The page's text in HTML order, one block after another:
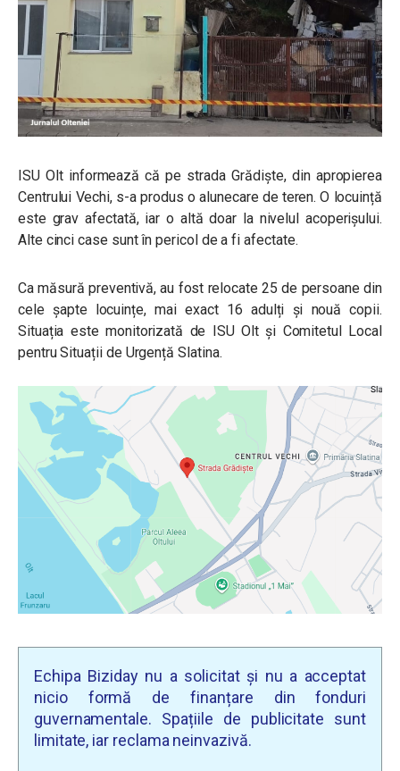
ISU Olt informează că pe strada Grădiște, din apropierea
Centrului Vechi, s-a produs o alunecare de teren. O locuință
este grav afectată, iar o altă doar la nivelul acoperișului.
Alte cinci case sunt în pericol de a fi afectate.
Ca măsură preventivă, au fost relocate 25 de persoane din
cele șapte locuințe, mai exact 16 adulți și nouă copii.
Situația este monitorizată de ISU Olt și Comitetul Local
pentru Situații de Urgență Slatina.
Echipa Biziday nu a solicitat și nu a acceptat
nicio formă de finanțare din fonduri
guvernamentale. Spațiile de publicitate sunt
limitate, iar reclama neinvazivă.